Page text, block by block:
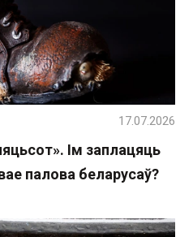
Ім заплацяць
палова беларусаў?
17.07.2026